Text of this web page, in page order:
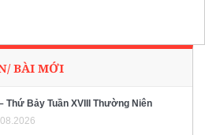
BÀI MỚI
Thứ Bảy Tuần XVIII Thường Niên